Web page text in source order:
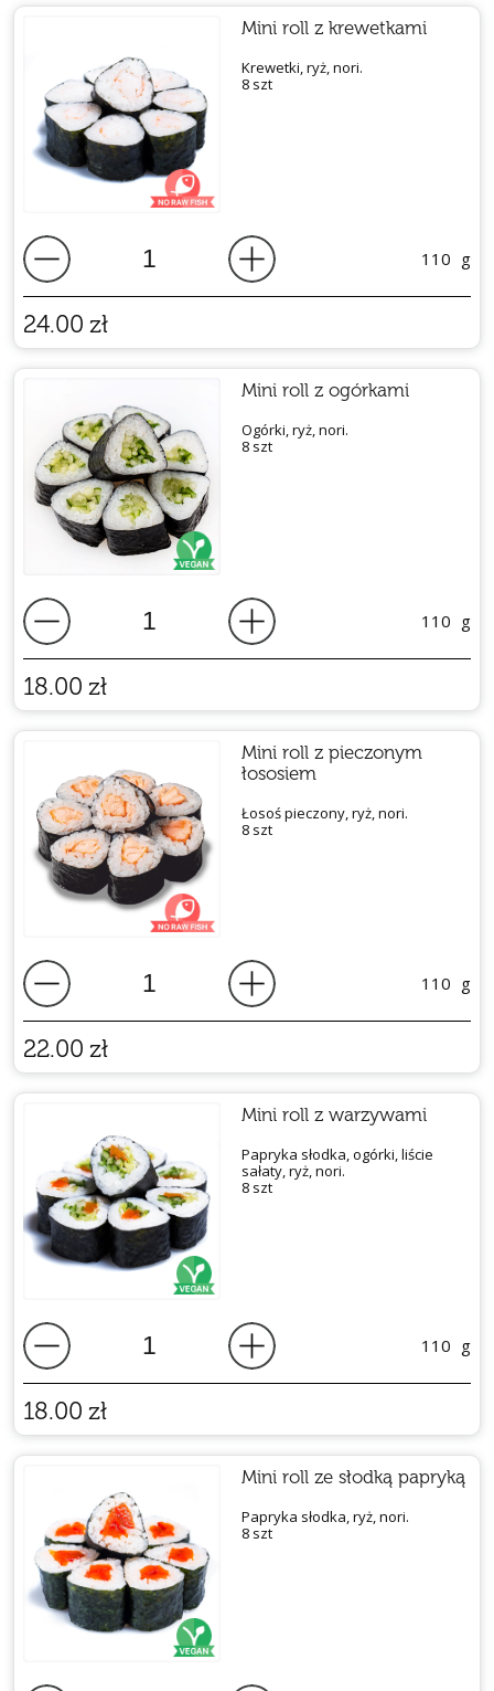
Mini roll z krewetkami
Krewetki, ryż, nori.
8 szt
110 g
24.00 zł
Mini roll z ogórkami
Ogórki, ryż, nori.
8 szt
110 g
18.00 zł
Mini roll z pieczonym
łososiem
Łosoś pieczony, ryż, nori.
8 szt
110 g
22.00 zł
Mini roll z warzywami
Papryka słodka, ogórki, liście
sałaty, ryż, nori.
8 szt
110 g
18.00 zł
Mini roll ze słodką papryką
Papryka słodka, ryż, nori.
8 szt